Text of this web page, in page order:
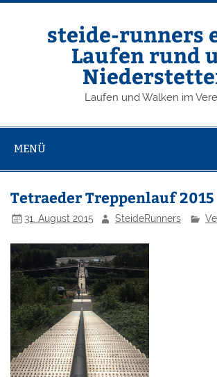
Zum
steide-runners
Laufen rund
Laufen und Walken im
MENÜ
Tetraeder Treppenlauf 2015
31. August 2015 SteideRunners